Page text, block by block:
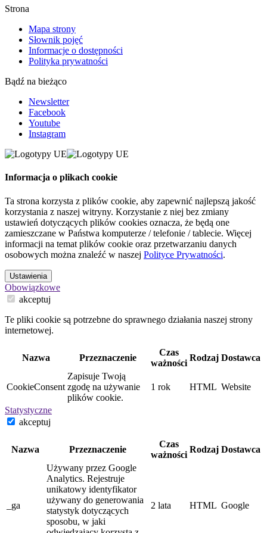
Strona
Mapa strony
Słownik pojęć
Informacje o dostępności
Polityka prywatności
Bądź na bieżąco
Newsletter
Facebook
Youtube
Instagram
Informacja o plikach cookie
Ta strona korzysta z plików cookie, aby zapewnić najlepszą jakość
korzystania z naszej witryny. Korzystanie z niej bez zmiany
ustawień dotyczących plików cookies oznacza, że będą one
zamieszczane w Państwa komputerze / telefonie / tablecie. Więcej
informacji na temat plików cookie oraz przetwarzaniu danych
osobowych można znaleźć w naszej Polityce Prywatności.
Ustawienia
Obowiązkowe
akceptuj
Te pliki cookie są potrzebne do sprawnego działania naszej strony
internetowej.
Nazwa Przeznaczenie
Czas
ważności
Rodzaj Dostawca
CookieConsent
Zapisuje Twoją
zgodę na używanie
plików cookie.
1 rok HTML Website
Statystyczne
akceptuj
Nazwa Przeznaczenie
Czas
ważności
Rodzaj Dostawca
_ga
Używany przez Google
Analytics. Rejestruje
unikatowy identyfikator
używany do generowania
statystyk dotyczących
sposobu, w jaki
2 lata HTML Google